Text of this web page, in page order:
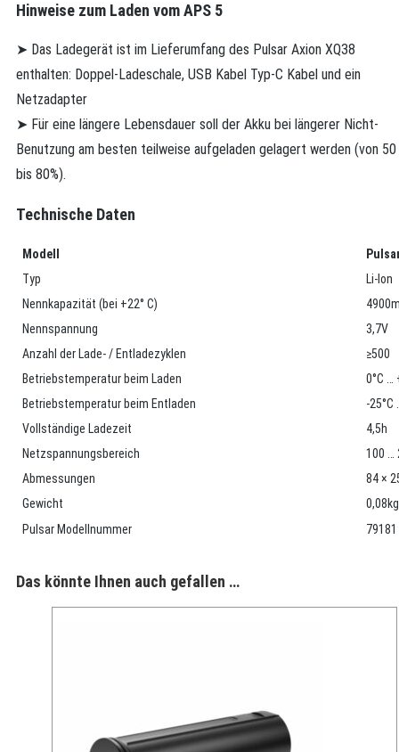
Hinweise zum Laden vom APS 5
➤ Das Ladegerät ist im Lieferumfang des Pulsar Axion XQ38
enthalten: Doppel-Ladeschale, USB Kabel Typ-C Kabel und ein
Netzadapter
➤ Für eine längere Lebensdauer soll der Akku bei längerer Nicht-
Benutzung am besten teilweise aufgeladen gelagert werden (von 50
bis 80%).
Technische Daten
Modell
Typ
Li-Ion
Nennkapazität (bei +22° C)
Nennspannung
3,7V
Anzahl der Lade- / Entladezyklen
≥500
Betriebstemperatur beim Laden
0°C …
Betriebstemperatur beim Entladen
-25°С
Vollständige Ladezeit
4,5h
Netzspannungsbereich
100 …
Abmessungen
84 ×
Gewicht
0,08kg
Pulsar Modellnummer
79181
Das könnte Ihnen auch gefallen …